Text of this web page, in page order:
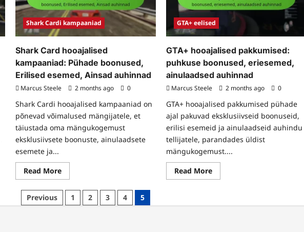
ainulaadsed
GTA$
missioonid,
Ainulaadsed
auhinnad
Shark Cardi kampaaniad
Shark Card hooajalised
kampaaniad: Pühade boonused,
Erilised esemed, Ainsad auhinnad
Marcus Steele 2 months ago 0
Shark Cardi hooajalised kampaaniad on
põnevad võimalused mängijatele, et
täiustada oma mängukogemust
eksklusiivsete boonuste, ainulaadsete
esemete ja...
Read MoreRead
more
Shark
Card
hooajalised
GTA+ eelised
GTA+ hooajalised pakkumised:
puhkuse boonused, eriesemed,
ainulaadsed auhinnad
Marcus Steele 2 months ago 0
GTA+ hooajalised pakkumised pühade
ajal pakuvad eksklusiivseid boonuseid,
erilisi esemeid ja ainulaadseid auhindu
tellijatele, parandades üldist
mängukogemust....
Read MoreRead
more
pakkumised:
Previous 1 2 3 4 5